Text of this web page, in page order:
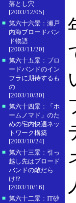
落とし穴
[2003/12/05]
■ 第六十六景：瀬戸
内海ブロードバン
ド物語
[2003/11/20]
■ 第六十五景：ブロ
ードバンドのイン
フラに期待するも
の
[2003/10/30]
■ 第六十四景：「ホ
ームノマド」のた
めの宅内快適ネッ
トワーク構築
[2003/10/24]
■ 第六十三景：引っ
越し先はブロード
バンドの敵だら
け!?
[2003/10/16]
■ 第六十二景：IT砂